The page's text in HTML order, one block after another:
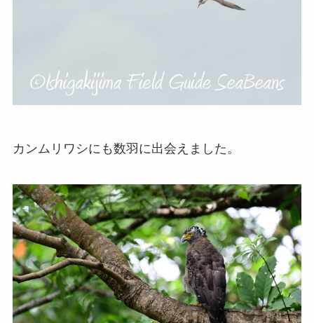
カンムリワシにも数羽に出会えました。